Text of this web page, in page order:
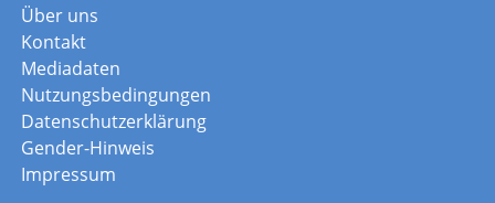
Über uns
Kontakt
Mediadaten
Nutzungsbedingungen
Datenschutzerklärung
Gender-Hinweis
Impressum